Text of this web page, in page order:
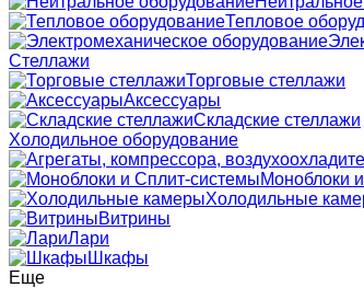
Тепловое
Стеллажи
Торговые стеллажи
Аксессуары
Складские стеллажи
Холодильное оборудование
Моноблоки
Холодильные
Витрины
Лари
Шкафы
Еще